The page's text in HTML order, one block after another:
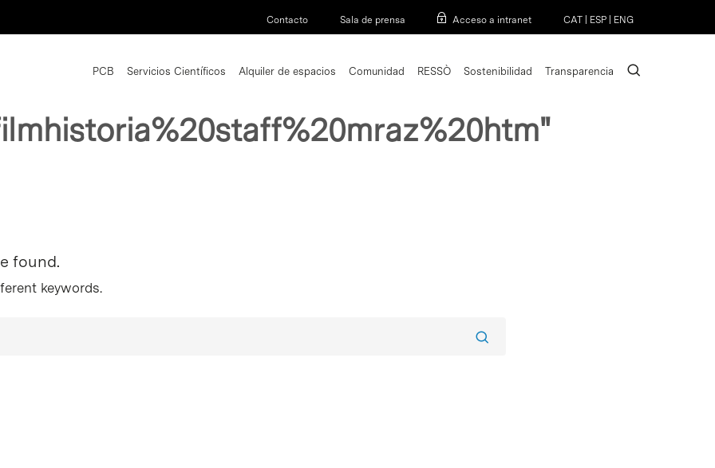
Contacto Sala de prensa Acceso a intranet CAT ESP ENG
PCB Servicios Científicos Alquiler de espacios Comunidad RESSÒ Sostenibilidad Transparencia search
found.
keywords.